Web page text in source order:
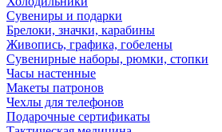
Сувениры и подарки
Брелоки, значки, карабины
Живопись, графика, гобелены
Сувенирные наборы, рюмки, стопки
Часы настенные
Макеты патронов
Чехлы для телефонов
Подарочные сертификаты